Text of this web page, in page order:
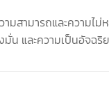
สามารถและความไ
น และความเป็นอัจฉ